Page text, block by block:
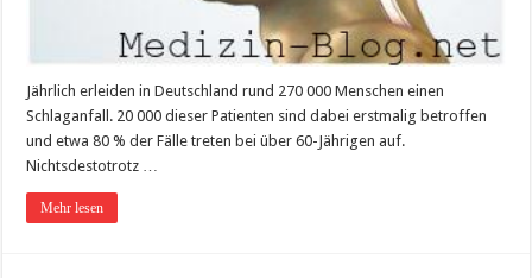
Jährlich erleiden in Deutschland rund 270 000 Menschen einen
Schlaganfall. 20 000 dieser Patienten sind dabei erstmalig betroffen
und etwa 80 % der Fälle treten bei über 60-Jährigen auf.
Nichtsdestotrotz …
Mehr lesen